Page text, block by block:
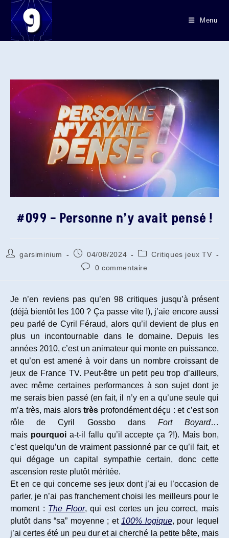
Skip
content
Menu
#099 – Personne n’y avait pensé !
Auteur/autrice
garsiminium
Publication
publiée :
04/08/2024
PostCritiques jeux TV
Commentaires
publication :
0 commentaire
Je n’en reviens pas qu’en 98 critiques jusqu’à présent
(déjà bientôt les 100 ? Ça passe vite !), j’aie encore aussi
peu parlé de Cyril Féraud, alors qu’il devient de plus en
plus un incontournable dans le domaine. Depuis les
années 2010, c’est un animateur qui monte en puissance,
et qu’on est amené à voir dans un nombre croissant de
jeux de France TV. Peut-être un petit peu trop d’ailleurs,
avec même certaines performances à son sujet dont je
me serais bien passé (en fait, il n’y en a qu’une seule qui
m’a très, mais alors très profondément déçu : et c’est son
rôle de Cyril Gossbo dans Fort Boyard…
mais pourquoia-t-il fallu qu’il accepte ça ?!). Mais bon,
c’est quelqu’un de vraiment passionné par ce qu’il fait, et
qui dégage un capital sympathie certain, donc cette
ascension reste plutôt méritée.
Et en ce qui concerne ses jeux dont j’ai eu l’occasion de
parler, je n’ai pas franchement choisi les meilleurs pour le
moment : The Floor, qui est certes un jeu correct, mais
plutôt dans “sa” moyenne ; et 100% logique, pour lequel
j’ai certes été un peu dur et ai cherché la petite bête, mais